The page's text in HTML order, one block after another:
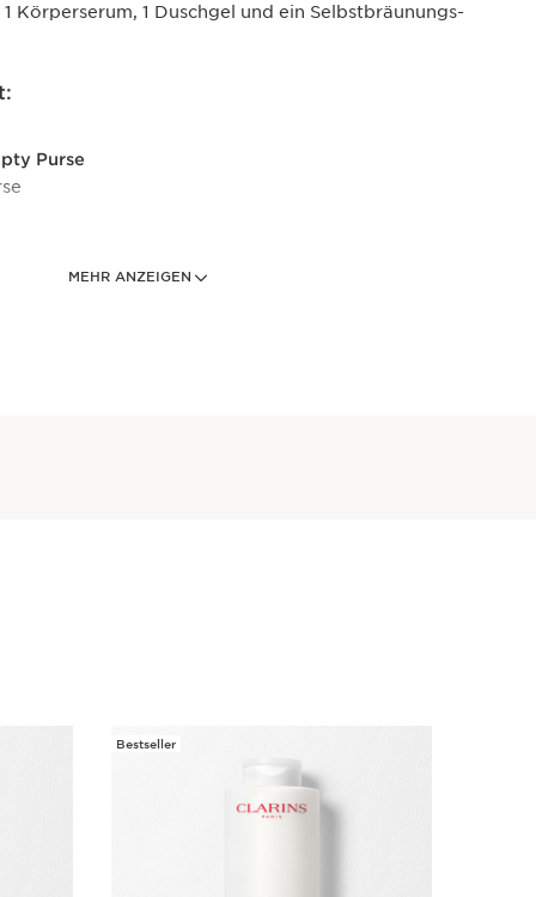
MEHR ANZEIGEN
Körperserum, 1 Duschgel und ein Selbstbräunungs-
Purse
belebendes Shower Gel 30ml
Scrub 30ml
das sanft exfoliert, raue Stellen glättet und
Bestseller